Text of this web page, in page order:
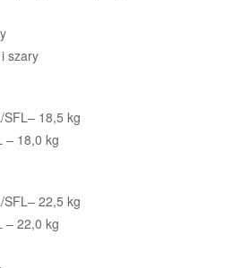
szary
SFL– 18,5 kg
– 18,0 kg
SFL– 22,5 kg
– 22,0 kg